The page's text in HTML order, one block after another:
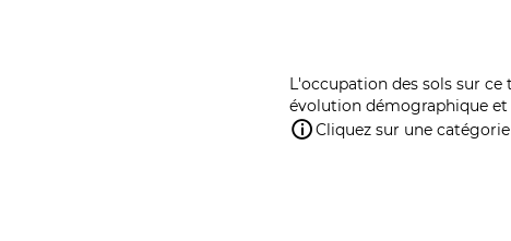
L'occupation des sols sur
évolution démographique
Cliquez sur une